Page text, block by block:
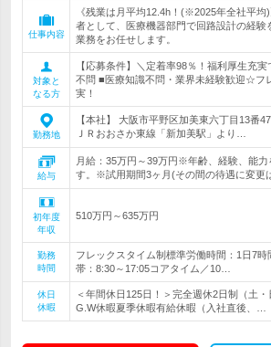
仕事内容
《残業は月平均12.4h！(※2025年全社平
者として、医療機器部門で回路設計の経験
業務をお任せします。
対象と
なる方
【応募条件】＼定着率98％！福利厚生充
不問 ■医療知識不問・業界未経験歓迎☆フ
実！
勤務地
【本社】 大阪市平野区加美東六丁目13番
ＪＲおおさか東線「新加美駅」より…
給与
月給：35万円～39万円※年齢、経験、能力
す。※試用期間3ヶ月(その間の待遇に変更
初年度
年収
510万円～635万円
勤務
時間
フレックスタイム制標準労働時間：1日7時
帯：8:30～17:05コアタイム／10…
休日
休暇
＜年間休日125日！＞完全週休2日制（土
G.W休暇夏季休暇有給休暇（入社直後、…